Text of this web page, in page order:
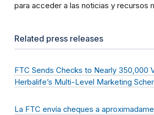
para acceder a las noticias y recursos
Related press releases
FTC Sends Checks to Nearly 350,000
Herbalife’s Multi-Level Marketing
La FTC envía cheques a